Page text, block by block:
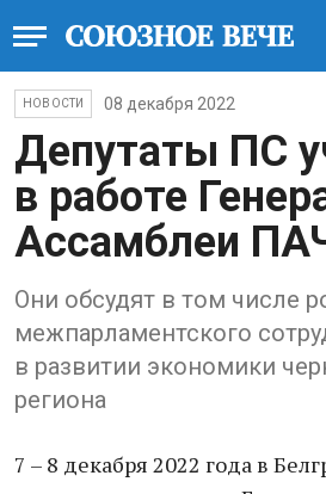
НОВОСТИ 08 декабря 2022
Депутаты ПС
в работе
Ассамблеи
Они обсудят в том числе
межпарламентского
в развитии экономики
региона
7 – 8 декабря 2022 года в